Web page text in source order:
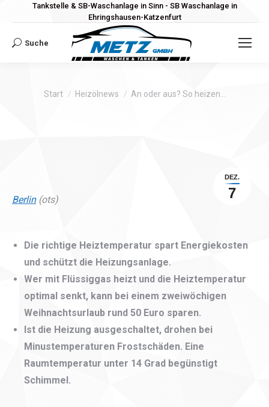
Tankstelle & SB-Waschanlage in Sinn - SB Waschanlage in
Ehringshausen-Katzenfurt
Search:
Suche
Sie befinden sich hier:
Start Heizölnews An oder aus? So heizen…
DEZ.
7
Berlin(ots)
Die richtige Heiztemperatur spart Energiekosten
und schützt die Heizungsanlage.
Wer mit Flüssiggas heizt und die Heiztemperatur
optimal senkt, kann bei einem zweiwöchigen
Weihnachtsurlaub rund 50 Euro sparen.
Ist die Heizung ausgeschaltet, drohen bei
Minustemperaturen Frostschäden. Eine
Raumtemperatur unter 14 Grad begünstigt
Schimmel.